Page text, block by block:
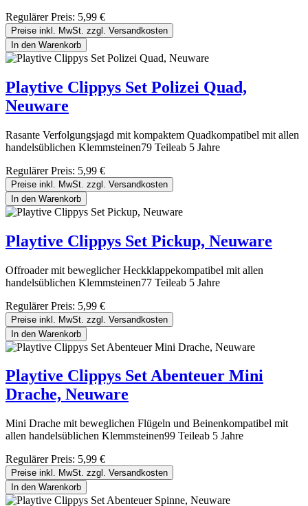
Regulärer Preis: 5,99 €
Preise inkl. MwSt. zzgl. Versandkosten
In den Warenkorb
Playtive Clippys Set Polizei Quad,
Neuware
Rasante Verfolgungsjagd mit kompaktem Quadkompatibel mit allen
handelsüblichen Klemmsteinen79 Teileab 5 Jahre
Regulärer Preis: 5,99 €
Preise inkl. MwSt. zzgl. Versandkosten
In den Warenkorb
Playtive Clippys Set Pickup, Neuware
Offroader mit beweglicher Heckklappekompatibel mit allen
handelsüblichen Klemmsteinen77 Teileab 5 Jahre
Regulärer Preis: 5,99 €
Preise inkl. MwSt. zzgl. Versandkosten
In den Warenkorb
Playtive Clippys Set Abenteuer Mini
Drache, Neuware
Mini Drache mit beweglichen Flügeln und Beinenkompatibel mit
allen handelsüblichen Klemmsteinen99 Teileab 5 Jahre
Regulärer Preis: 5,99 €
Preise inkl. MwSt. zzgl. Versandkosten
In den Warenkorb